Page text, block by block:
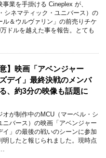
事業を手掛ける Cineplex が、
シネマティック・ユニバース）の
ル＆ウルヴァリン」の前売りチケ
ドルを越えた事を報告。とても
】映画「アベンジャー
デイ」最終決戦のメンバ
、約3分の映像も話題に
オが制作中のMCU（マーベル・シ
ニバース）の映画「アベンジャー
イ」の最後の戦いのシーンに参加
明したと報じられました。現時点